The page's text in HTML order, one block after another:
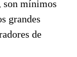
son mínimos
grandes
de